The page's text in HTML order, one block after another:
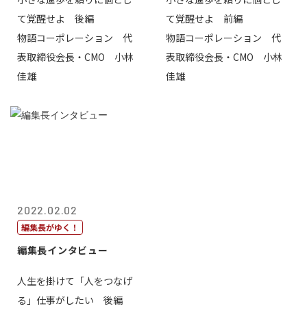
て覚醒せよ 後編
物語コーポレーション 代
表取締役会長・CMO 小林
佳雄
て覚醒せよ 前編
物語コーポレーション 代
表取締役会長・CMO 小林
佳雄
2022.02.02
編集長がゆく！
編集長インタビュー
人生を掛けて「人をつなげ
る」仕事がしたい 後編